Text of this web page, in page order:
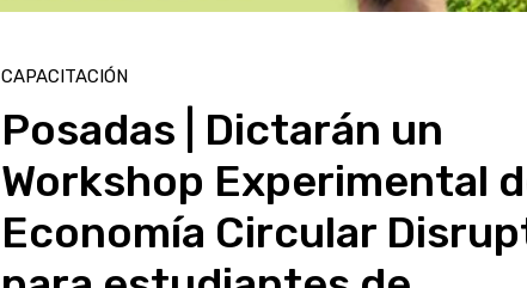
CAPACITACIÓN
Posadas | Dictarán un
Workshop Experimental
Economía Circular